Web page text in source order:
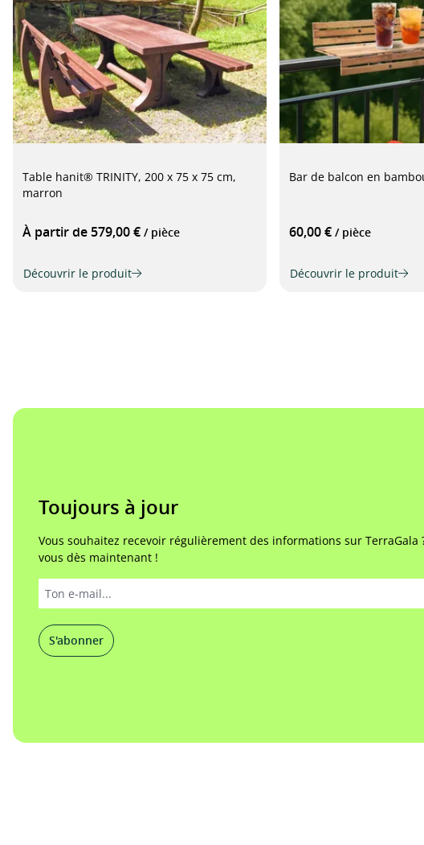
Table hanit® TRINITY, 200 x 75 x 75 cm,
marron
À partir de 579,00 € / pièce
Découvrir le produit
Bar de balcon en
60,00 € / pièce
Découvrir le produit
Toujours à jour
Vous souhaitez recevoir régulièrement des informations sur TerraGala
vous dès maintenant !
S'abonner